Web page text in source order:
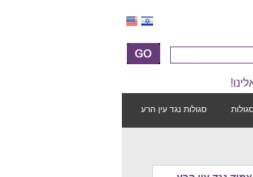
סגולות נגד עין הרע